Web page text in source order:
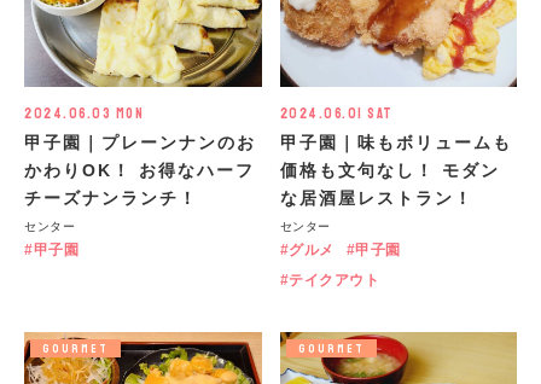
2024.06.03 Mon
甲子園｜プレーンナンのお
かわりOK！ お得なハーフ
チーズナンランチ！
センター
甲子園
2024.06.01 Sat
甲子園｜味もボリュームも
価格も文句なし！ モダン
な居酒屋レストラン！
センター
グルメ
甲子園
テイクアウト
GOURMET GOURMET